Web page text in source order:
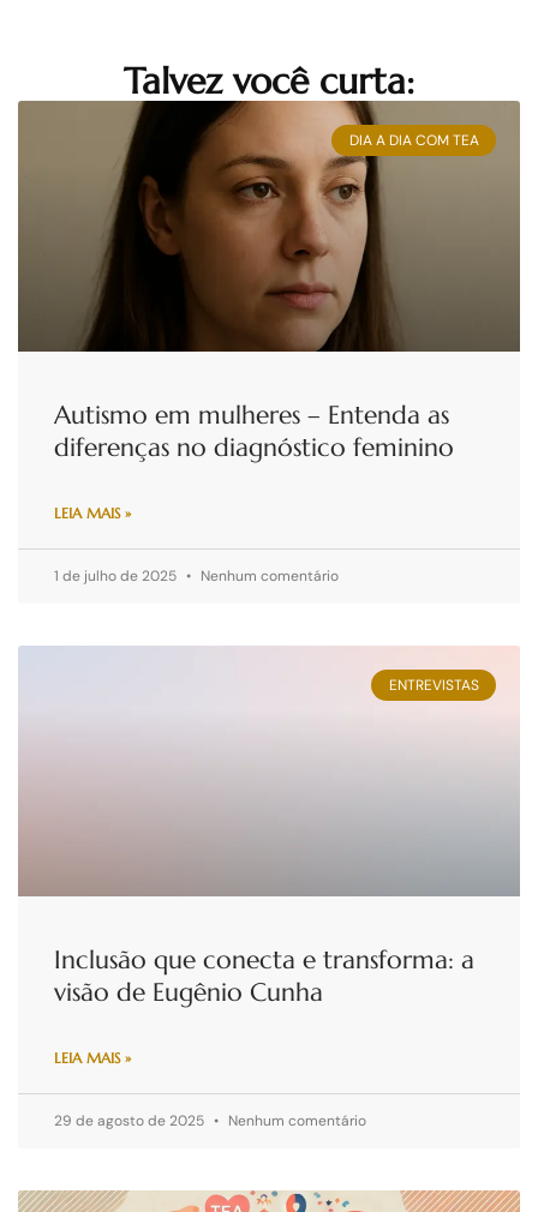
Talvez você curta:
DIA A DIA COM TEA
Autismo em mulheres – Entenda as
diferenças no diagnóstico feminino
LEIA MAIS »
1 de julho de 2025 Nenhum comentário
ENTREVISTAS
Inclusão que conecta e transforma: a
visão de Eugênio Cunha
LEIA MAIS »
29 de agosto de 2025 Nenhum comentário